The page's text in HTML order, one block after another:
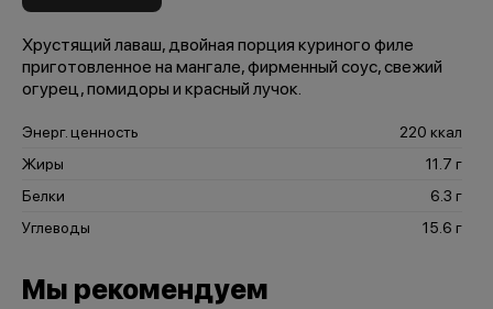
Хрустящий лаваш, двойная порция куриного филе
приготовленное на мангале, фирменный соус, свежий
огурец, помидоры и красный лучок.
Энерг. ценность
220 ккал
Жиры
11.7 г
Белки
6.3 г
Углеводы
15.6 г
Мы рекомендуем